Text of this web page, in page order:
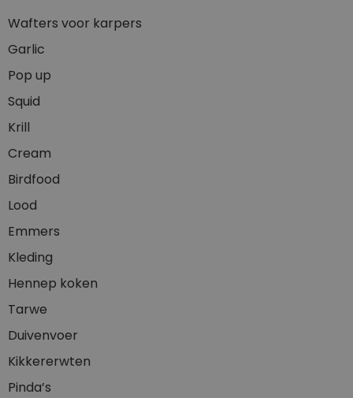
Wafters voor karpers
Garlic
Pop up
Squid
Krill
Cream
Birdfood
Lood
Emmers
Kleding
Hennep koken
Tarwe
Duivenvoer
Kikkererwten
Pinda’s